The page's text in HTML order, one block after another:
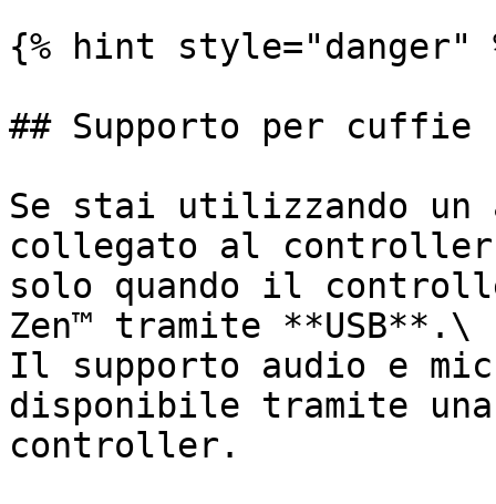
{% hint style="danger"
## Supporto per cuffie
Se stai utilizzando un
collegato al controller
solo quando il
Zen™ tramite **USB**.\
Il supporto audio e
disponibile tramite una
controller.